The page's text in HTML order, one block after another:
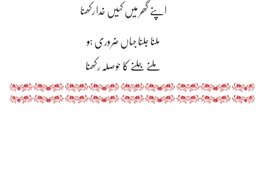
اپنے گھر میں کہیں خدا رکھنا
ملنا جلنا جہاں ضروری ہو
ملنے جلنے کا حوصلہ رکھنا